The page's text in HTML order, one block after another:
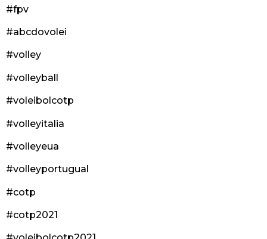
#fpv
#abcdovolei
#volley
#volleyball
#voleibolcotp
#volleyitalia
#volleyeua
#volleyportugual
#cotp
#cotp2021